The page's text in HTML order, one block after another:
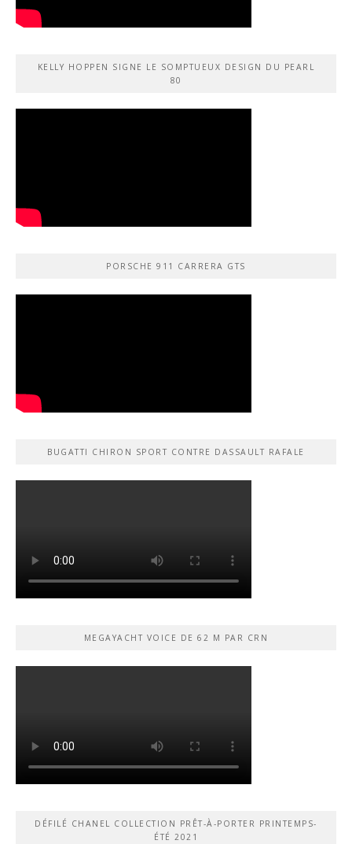
KELLY HOPPEN SIGNE LE SOMPTUEUX DESIGN DU PEARL
80
PORSCHE 911 CARRERA GTS
BUGATTI CHIRON SPORT CONTRE DASSAULT RAFALE
MEGAYACHT VOICE DE 62 M PAR CRN
DÉFILÉ CHANEL COLLECTION PRÊT-À-PORTER PRINTEMPS-
ÉTÉ 2021